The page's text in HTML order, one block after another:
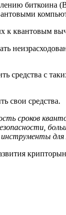
биткоина
к квантовым
средства с
свои средства.
сроков
инструменты